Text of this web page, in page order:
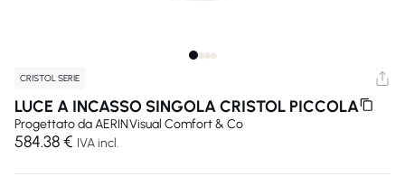
CRISTOL SERIE
LUCE A INCASSO SINGOLA CRISTOL PICCOLA
Progettato daAERINVisual Comfort & Co
584.38 € IVA incl.